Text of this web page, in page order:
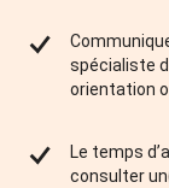
spécialiste
orientation
Le temps
consulter